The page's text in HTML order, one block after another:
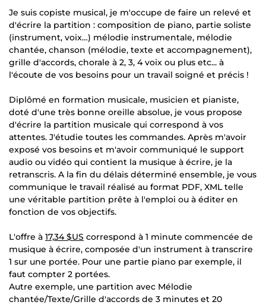
Je suis copiste musical, je m'occupe de faire un relevé et
d'écrire la partition : composition de piano, partie soliste
(instrument, voix…) mélodie instrumentale, mélodie
chantée, chanson (mélodie, texte et accompagnement),
grille d'accords, chorale à 2, 3, 4 voix ou plus etc... à
l'écoute de vos besoins pour un travail soigné et précis !
Diplômé en formation musicale, musicien et pianiste,
doté d'une très bonne oreille absolue, je vous propose
d'écrire la partition musicale qui correspond à vos
attentes. J'étudie toutes les commandes. Après m'avoir
exposé vos besoins et m'avoir communiqué le support
audio ou vidéo qui contient la musique à écrire, je la
retranscris. A la fin du délais déterminé ensemble, je vous
communique le travail réalisé au format PDF, XML telle
une véritable partition prête à l'emploi ou à éditer en
fonction de vos objectifs.
L'offre à 17,34 $US correspond à 1 minute commencée de
musique à écrire, composée d'un instrument à transcrire
1 sur une portée. Pour une partie piano par exemple, il
faut compter 2 portées.
Autre exemple, une partition avec Mélodie
chantée/Texte/Grille d'accords de 3 minutes et 20